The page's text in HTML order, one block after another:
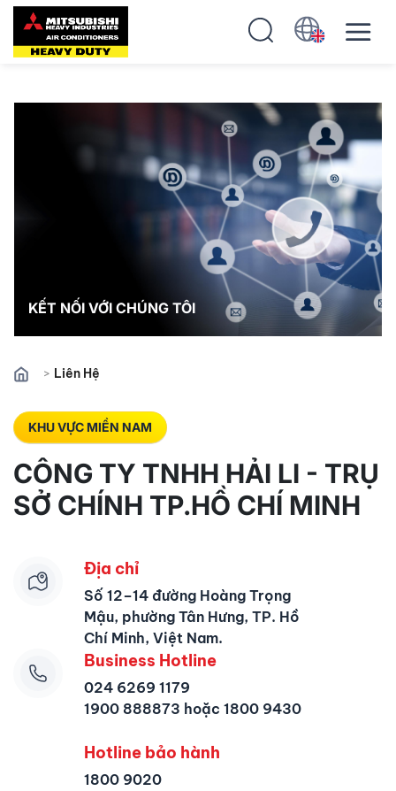
KẾT NỐI VỚI CHÚNG TÔI
> Liên Hệ
KHU VỰC MIỀN NAM
CÔNG TY TNHH HẢI LI - TRỤ
SỞ CHÍNH TP.HỒ CHÍ MINH
Địa chỉ
Số 12–14 đường Hoàng Trọng
Mậu, phường Tân Hưng, TP. Hồ
Chí Minh, Việt Nam.
Business Hotline
024 6269 1179
1900 888873 hoặc 1800 9430
Hotline bảo hành
1800 9020